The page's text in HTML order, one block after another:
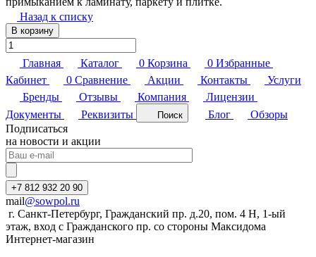
Назад к списку
В корзину
Главная Каталог 0 Корзина 0 Избранные
Кабинет
0 Сравнение Акции Контакты
Услуги
Бренды
Отзывы Компания
Лицензии
Документы
Реквизиты Поиск Блог
Обзоры
Подписаться
на новости и акции
+7 812 932 20 90
mail@sowpol.ru
г. Санкт-Петербург, Гражданский пр. д.20, пом. 4 Н, 1-ый
этаж, вход с Гражданского пр. со стороны Максидома
Интернет-магазин